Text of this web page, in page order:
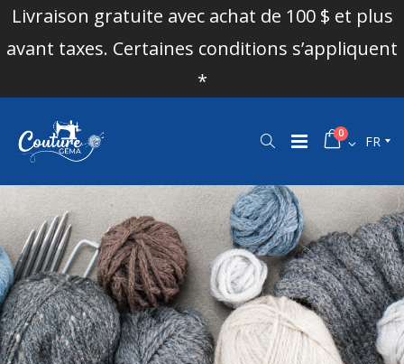
Livraison gratuite avec achat de 100 $ et plus
avant taxes. Certaines conditions s’appliquent
*
0 FR